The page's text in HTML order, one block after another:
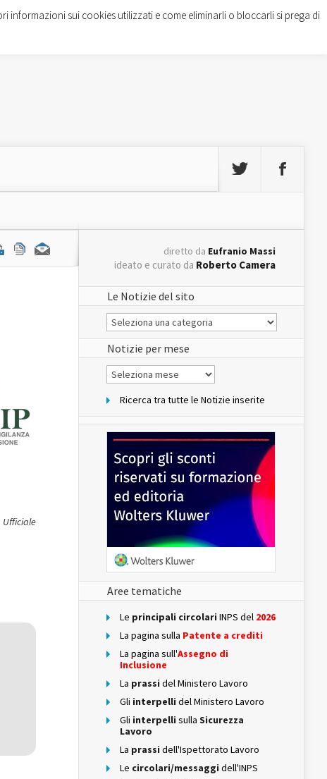
Ufficiale
diretto da Eufranio Massi
ideato e curato da Roberto Camera
Le Notizie del sito
Le
Notizie
del
sito
Notizie per mese
Notizie
per
Ricerca tra tutte le Notizie inserite
Aree tematiche
Le principali circolari INPS del 2026
La pagina sulla Patente a crediti
La pagina sull'Assegno di
Inclusione
La prassi del Ministero Lavoro
Gli interpelli del Ministero Lavoro
Gli interpelli sulla Sicurezza
Lavoro
La prassi dell'Ispettorato Lavoro
Le circolari/messaggi dell'INPS
informazioni sui cookies utilizzati e come eliminarli o bloccarli si prega di